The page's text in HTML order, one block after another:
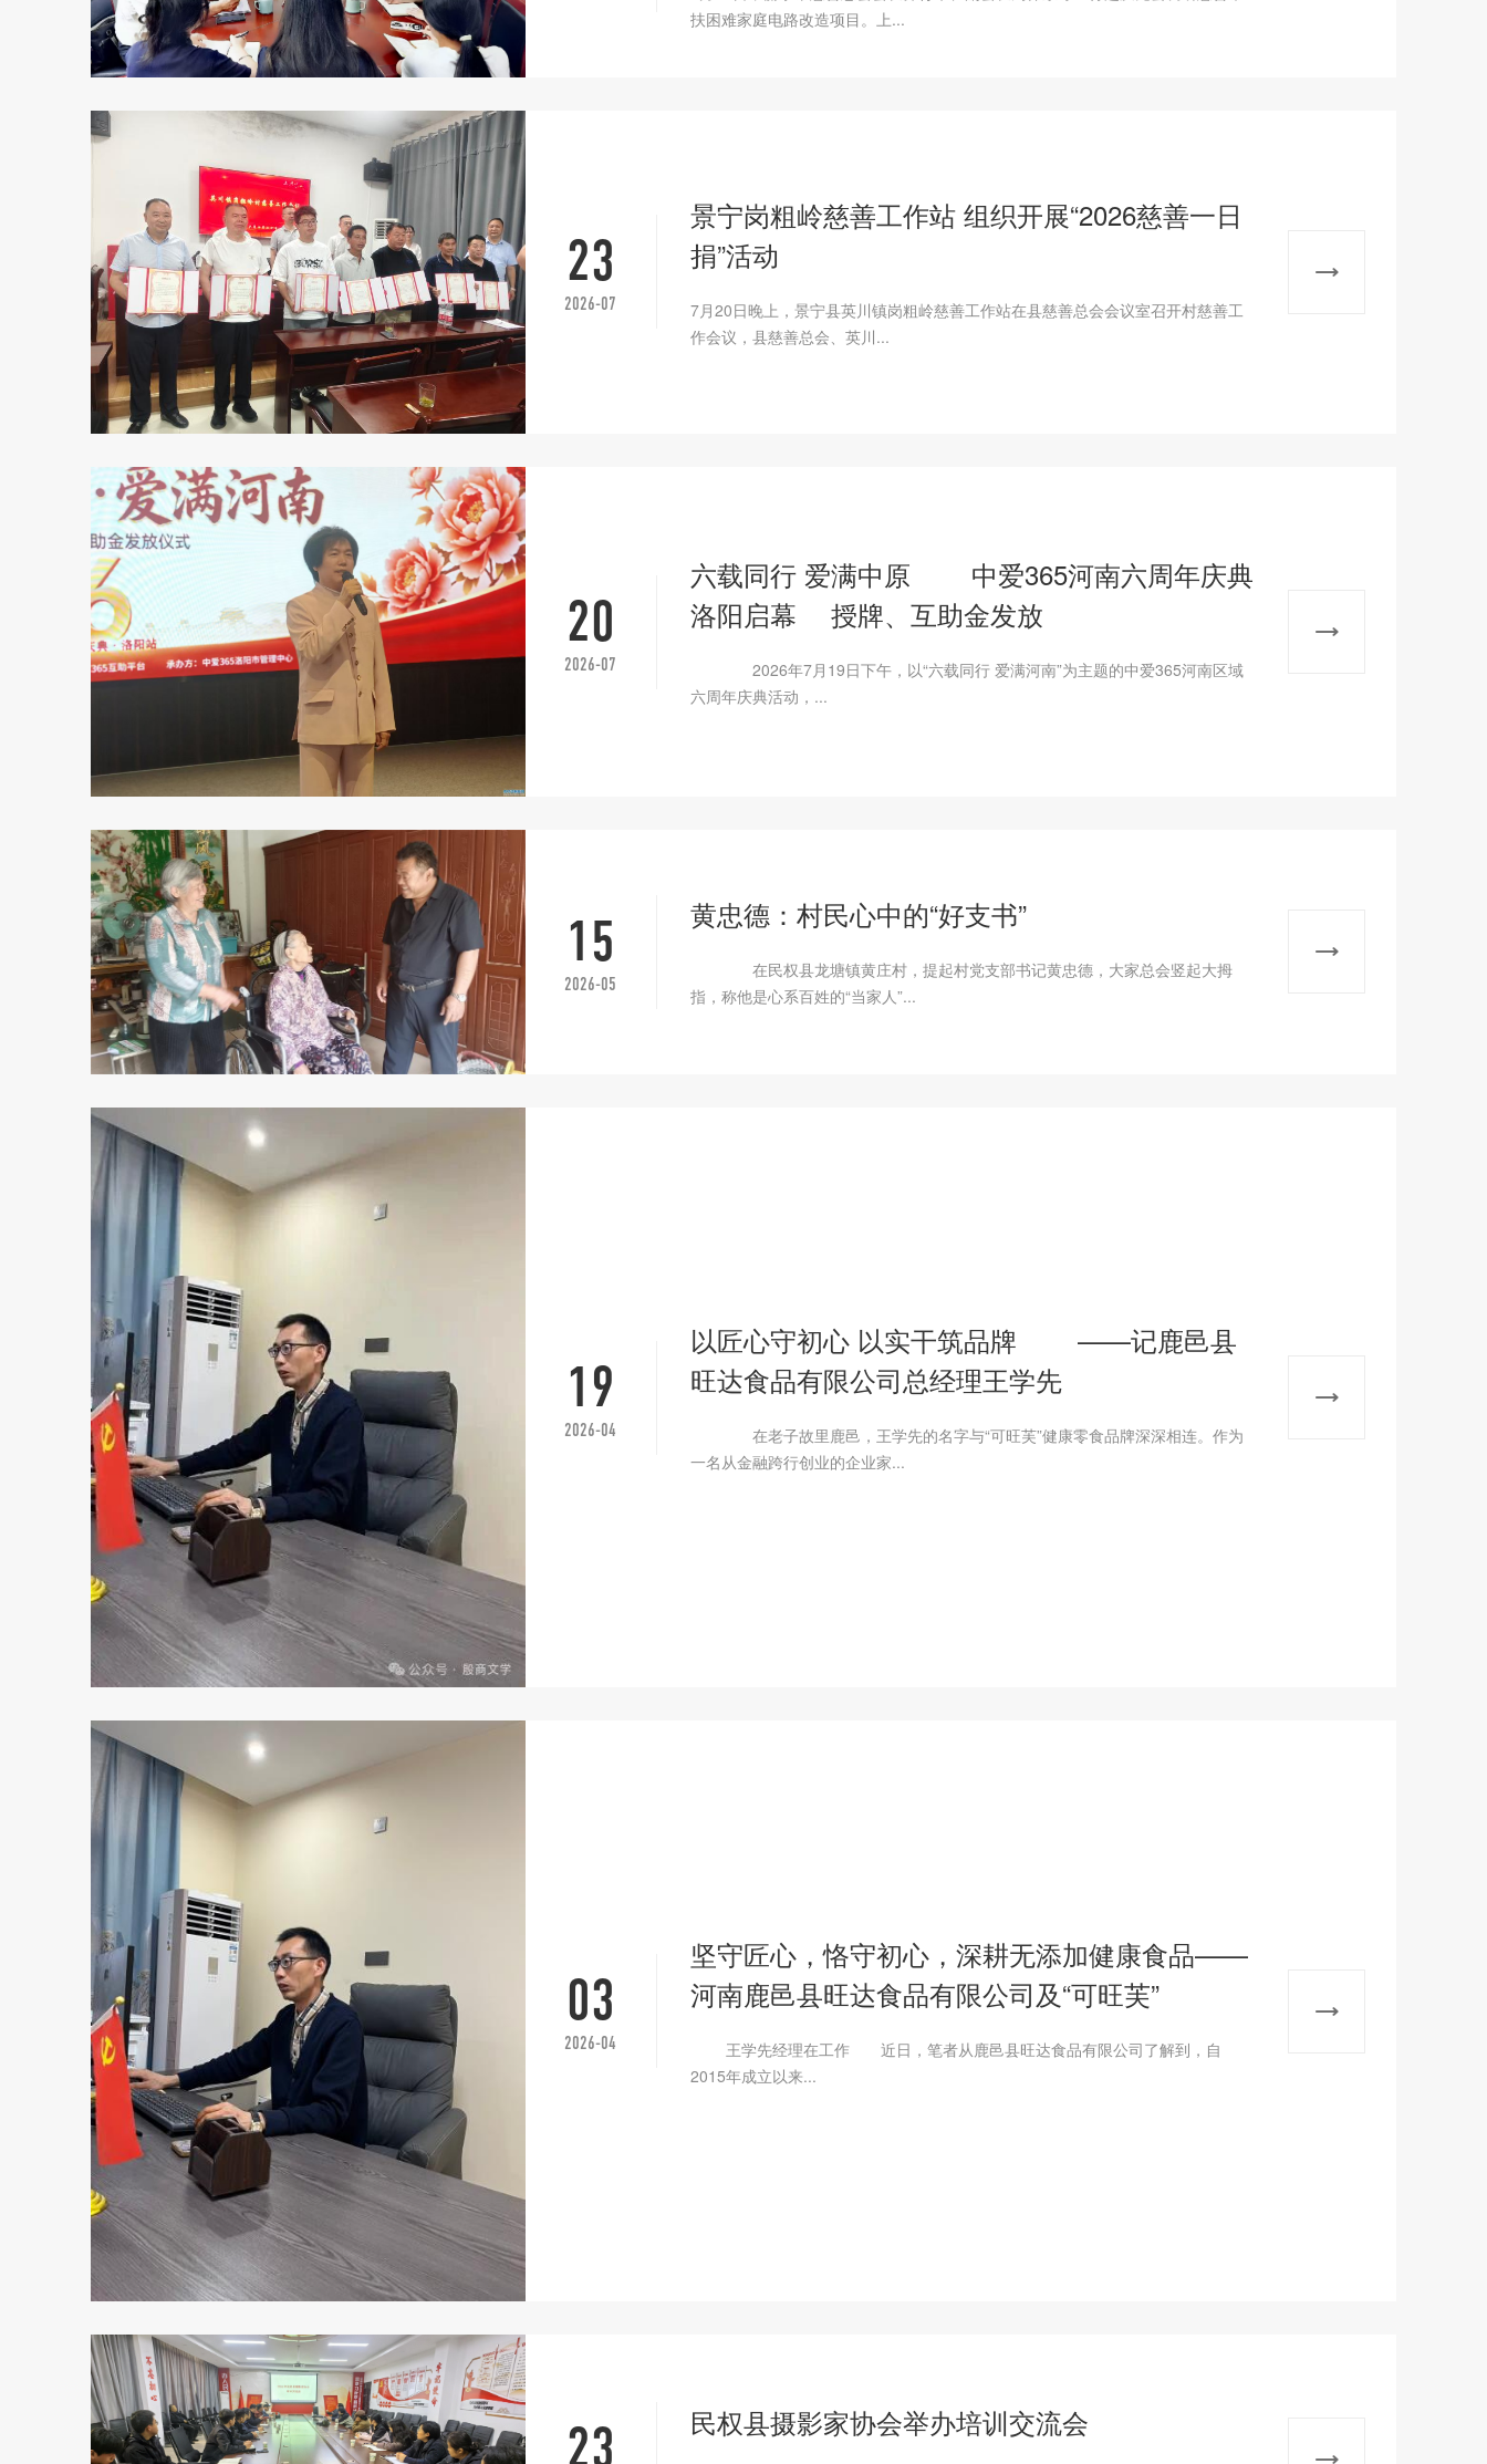
扶困难家庭电路改造项目。上...
23
2026-07
景宁岗粗岭慈善工作站 组织开展“2026慈善一日
捐”活动
7月20日晚上，景宁县英川镇岗粗岭慈善工作站在县慈善总会会议室召开村慈善工
作会议，县慈善总会、英川...
20
2026-07
六载同行 爱满中原 中爱365河南六周年庆典
洛阳启幕 授牌、互助金发放
2026年7月19日下午，以“六载同行 爱满河南”为主题的中爱365河南区域
六周年庆典活动，...
15
2026-05
黄忠德：村民心中的“好支书”
在民权县龙塘镇黄庄村，提起村党支部书记黄忠德，大家总会竖起大拇
指，称他是心系百姓的“当家人”...
19
2026-04
以匠心守初心 以实干筑品牌 ——记鹿邑县
旺达食品有限公司总经理王学先
在老子故里鹿邑，王学先的名字与“可旺芙”健康零食品牌深深相连。作为
一名从金融跨行创业的企业家...
03
2026-04
坚守匠心，恪守初心，深耕无添加健康食品——
河南鹿邑县旺达食品有限公司及“可旺芙”
王学先经理在工作 近日，笔者从鹿邑县旺达食品有限公司了解到，自
2015年成立以来...
23 民权县摄影家协会举办培训交流会